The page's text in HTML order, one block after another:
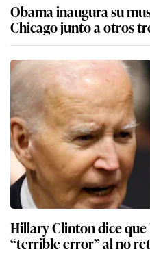
Obama inaugura su
Chicago junto a otros
Hillary Clinton dice
“terrible error” al no